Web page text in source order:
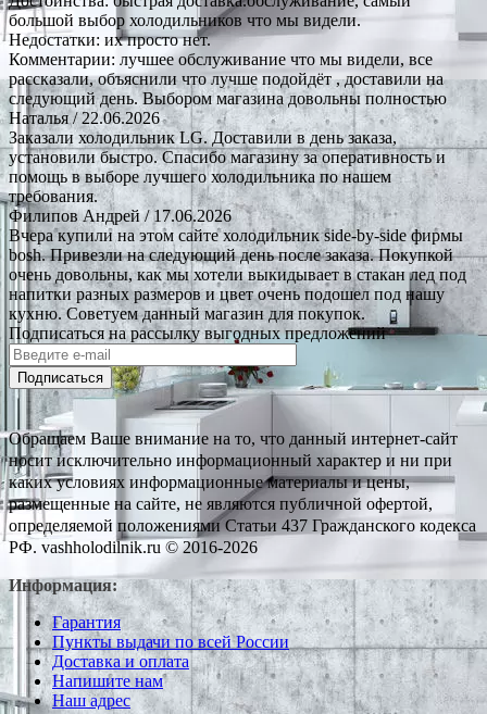
большой выбор холодильников что мы видели.
Недостатки: их просто нет.
Комментарии: лучшее обслуживание что мы видели, все
рассказали, объяснили что лучше подойдёт , доставили на
следующий день. Выбором магазина довольны полностью
Наталья/ 22.06.2026
Заказали холодильник LG. Доставили в день заказа,
установили быстро. Спасибо магазину за оперативность и
помощь в выборе лучшего холодильника по нашем
требования.
Филипов Андрей/ 17.06.2026
Вчера купили на этом сайте холодильник side-by-side фирмы
bosh. Привезли на следующий день после заказа. Покупкой
очень довольны, как мы хотели выкидывает в стакан лед под
напитки разных размеров и цвет очень подошел под нашу
кухню. Советуем данный магазин для покупок.
Подписаться на рассылку выгодных предложений
Подписаться
Обращаем Ваше внимание на то, что данный интернет-сайт
носит исключительно информационный характер и ни при
каких условиях информационные материалы и цены,
размещенные на сайте, не являются публичной офертой,
определяемой положениями Статьи 437 Гражданского кодекса
РФ. vashholodilnik.ru © 2016-2026
Информация:
Гарантия
Пункты выдачи по всей России
Доставка и оплата
Напишите нам
Наш адрес